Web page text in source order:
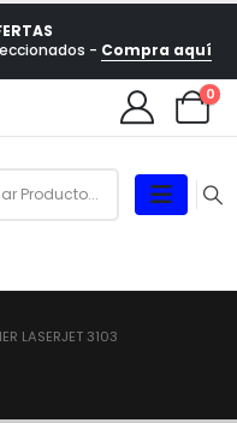
- Compra aquí
0
LASERJET 3103